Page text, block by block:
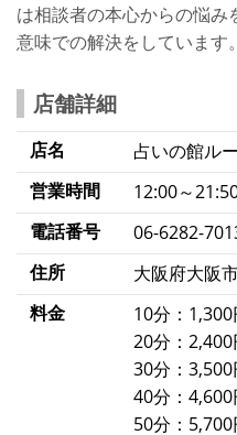
は相談者の本心からの悩
意味での解決をしています。
店舗詳細
店名
占いの館ル
営業時間
12:00～
電話番号
06-6282-
住所
大阪府大阪
料金
10分：
20分：2,400
30分：3,500
40分：4,600
50分：